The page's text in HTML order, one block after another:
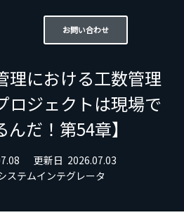
お問い合わせ
理における工数管理
ロジェクトは現場で
だ！第54章】
更新日 2026.07.03
ステムインテグレータ